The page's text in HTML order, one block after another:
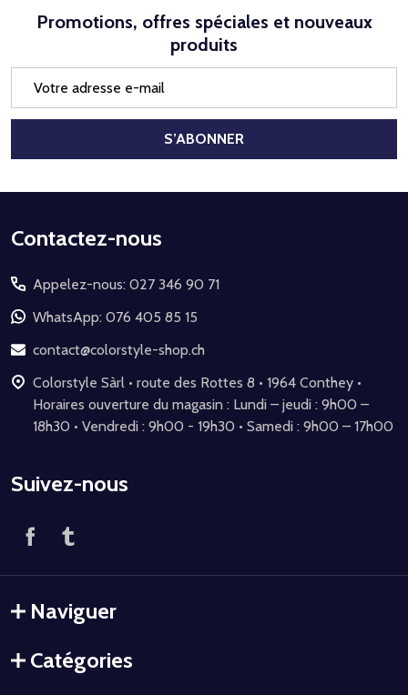
Promotions, offres spéciales et nouveaux
produits
mail
S’ABONNER
Début
pied
de
page
Contactez-nous
Appelez-nous: 027 346 90 71
WhatsApp: 076 405 85 15
contact@colorstyle-shop.ch
Colorstyle Sàrl • route des Rottes 8 • 1964 Conthey •
Horaires ouverture du magasin : Lundi – jeudi : 9h00 –
18h30 • Vendredi : 9h00 - 19h30 • Samedi : 9h00 – 17h00
Suivez-nous
Naviguer
Catégories